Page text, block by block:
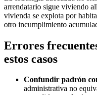
arrendatario sigue viviendo
vivienda se explota por
otro incumplimiento
Errores
estos casos
Confundir padrón
administrativa no